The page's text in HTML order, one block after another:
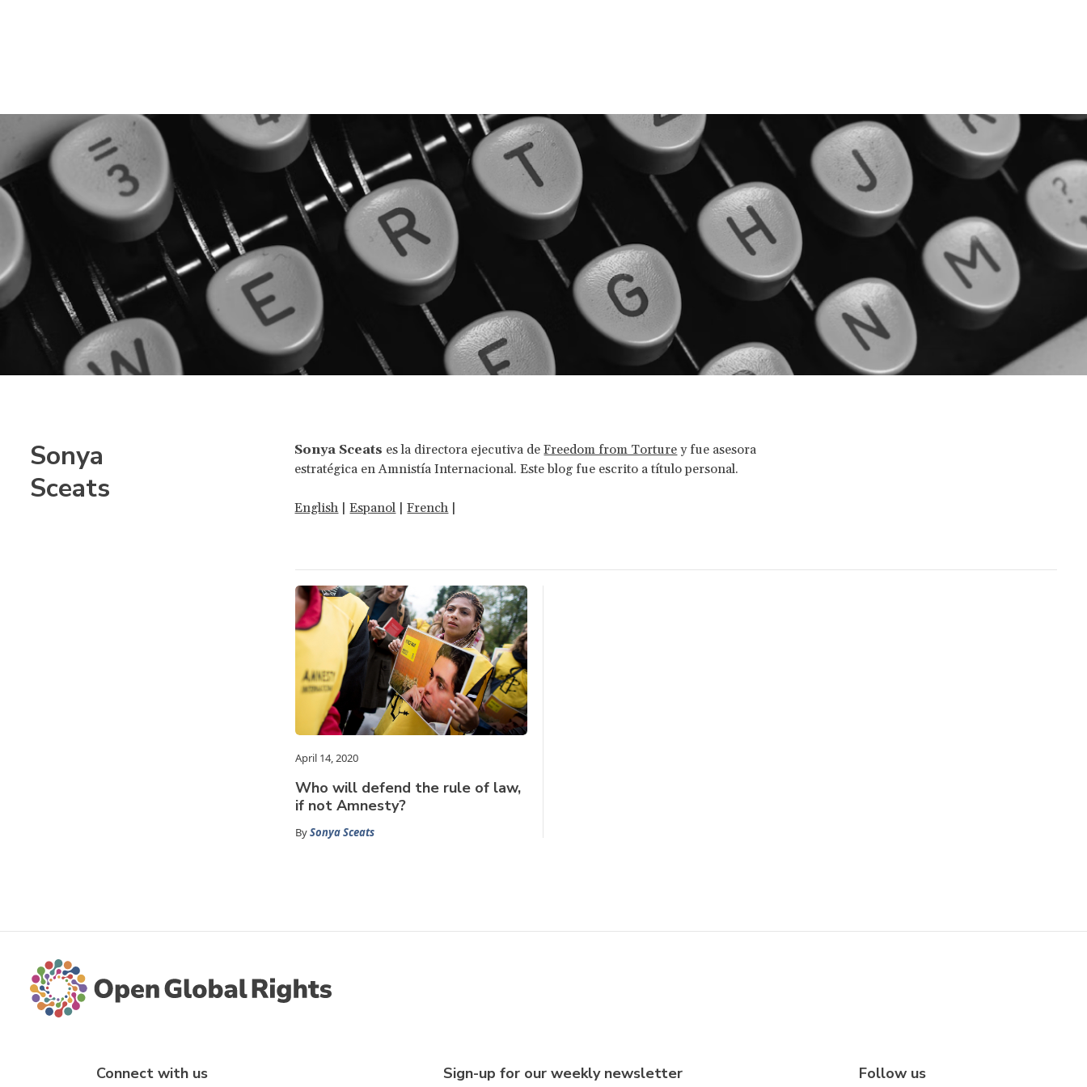
Sonya
Sceats
Sonya Sceats es la directora ejecutiva deFreedom from Torture y fue asesora
estratégica en Amnistía Internacional. Este blog fue escrito a título personal.
English |Espanol |French |
April 14, 2020
Who will defend the rule of law,
if not Amnesty?
BySonya Sceats
Connect with us Sign-up for our weekly newsletter Follow us